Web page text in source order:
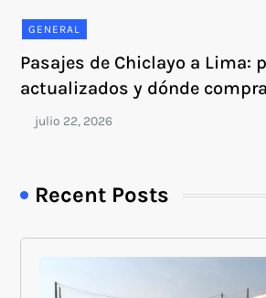
GENERAL
Pasajes de Chiclayo a Lima:
actualizados y dónde
Recent Posts